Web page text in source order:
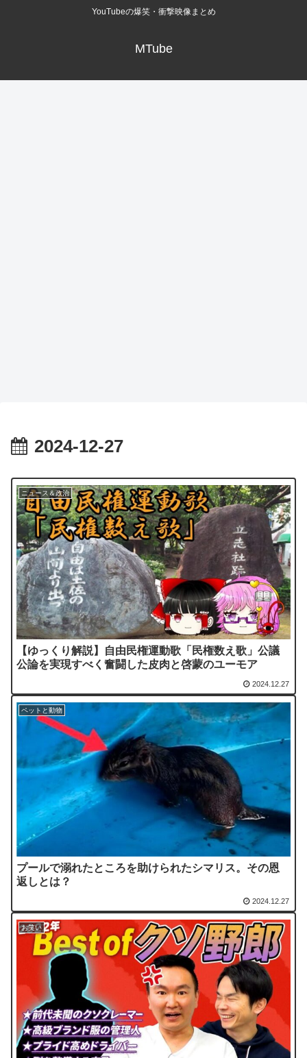
YouTubeの爆笑・衝撃映像まとめ
MTube
2024-12-27
ニュース＆政治
【ゆっくり解説】自由民権運動歌「民権数え歌」公議
公論を実現すべく奮闘した皮肉と啓蒙のユーモア
2024.12.27
ペットと動物
プールで溺れたところを助けられたシマリス。その恩
返しとは？
2024.12.27
お笑い